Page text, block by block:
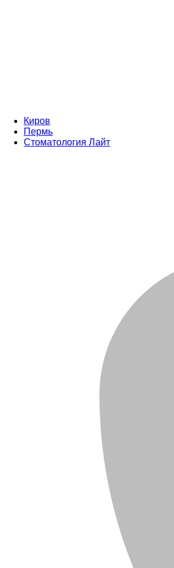
Киров
Пермь
Стоматология Лайт